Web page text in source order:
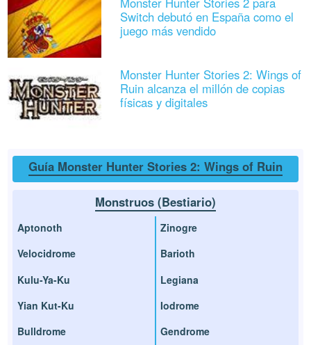
Switch debutó en España como el
juego más vendido
Monster Hunter Stories 2: Wings of
Ruin alcanza el millón de copias
físicas y digitales
Guía Monster Hunter Stories 2: Wings of Ruin
Monstruos (Bestiario)
Aptonoth
Velocidrome
Kulu-Ya-Ku
Yian Kut-Ku
Bulldrome
Zinogre
Barioth
Legiana
Iodrome
Gendrome